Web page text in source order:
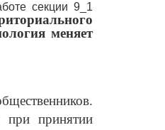
секции 9_1
меняет
при принятии